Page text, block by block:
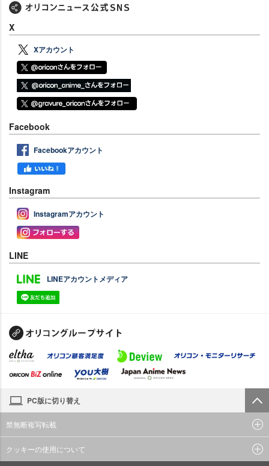
X
Xアカウント
Facebook
Facebookアカウント
Instagram
Instagramアカウント
LINE
LINEアカウントメディア
PC版に切り替え
禁無断複写転載
クッキーの使用について